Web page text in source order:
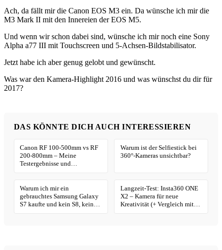
Ach, da fällt mir die Canon EOS M3 ein. Da wünsche ich mir die
M3 Mark II mit den Innereien der EOS M5.
Und wenn wir schon dabei sind, wünsche ich mir noch eine Sony
Alpha a77 III mit Touchscreen und 5-Achsen-Bildstabilisator.
Jetzt habe ich aber genug gelobt und gewünscht.
Was war den Kamera-Highlight 2016 und was wünschst du dir für
2017?
DAS KÖNNTE DICH AUCH INTERESSIEREN
Canon RF 100-500mm vs RF
200-800mm – Meine
Testergebnisse und
Warum ist der Selfiestick bei
360°-Kameras unsichtbar?
Warum ich mir ein
gebrauchtes Samsung Galaxy
S7 kaufte und kein S8, kein
Langzeit-Test: Insta360 ONE
X2 – Kamera für neue
Kreativität (+ Vergleich mit